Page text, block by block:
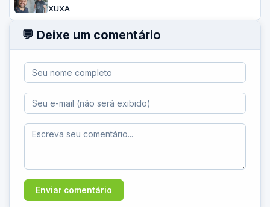
XUXA
💬 Deixe um comentário
Enviar comentário